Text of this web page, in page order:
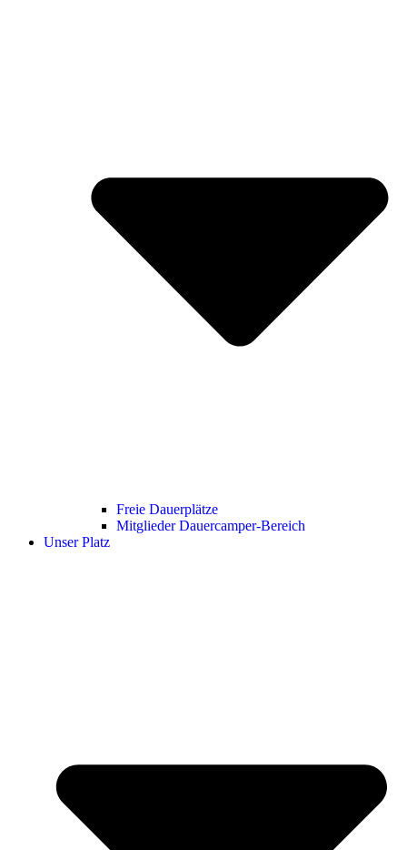
Freie Dauerplätze
Mitglieder Dauercamper-Bereich
Unser Platz